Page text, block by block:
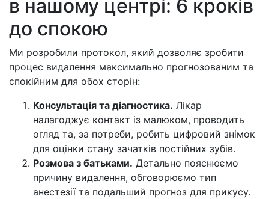
в нашому центрі: 6 кроків
до спокою
Ми розробили протокол, який дозволяє зробити
процес видалення максимально прогнозованим та
спокійним для обох сторін:
Консультація та діагностика. Лікар
налагоджує контакт із малюком, проводить
огляд та, за потреби, робить цифровий знімок
для оцінки стану зачатків постійних зубів.
Розмова з батьками. Детально пояснюємо
причину видалення, обговорюємо тип
анестезії та подальший прогноз для прикусу.